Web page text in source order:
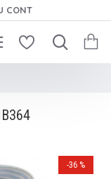
CONT
-36 %